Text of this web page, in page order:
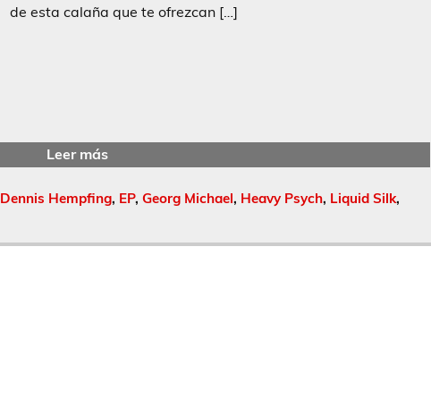
de esta calaña que te ofrezcan […]
Leer más
Dennis Hempfing, EP, Georg Michael, Heavy Psych, Liquid Silk,